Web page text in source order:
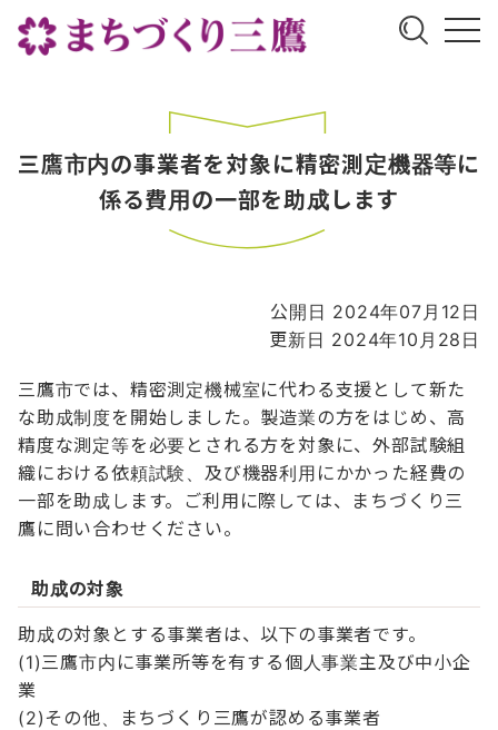
三鷹市内の事業者を対象に精密測定機器等に
係る費用の一部を助成します
公開日 2024年07月12日
更新日 2024年10月28日
三鷹市では、精密測定機械室に代わる支援として新た
な助成制度を開始しました。製造業の方をはじめ、高
精度な測定等を必要とされる方を対象に、外部試験組
織における依頼試験、及び機器利用にかかった経費の
一部を助成します。ご利用に際しては、まちづくり三
鷹に問い合わせください。
助成の対象
助成の対象とする事業者は、以下の事業者です。
(1)三鷹市内に事業所等を有する個人事業主及び中小企
業
(2)その他、まちづくり三鷹が認める事業者